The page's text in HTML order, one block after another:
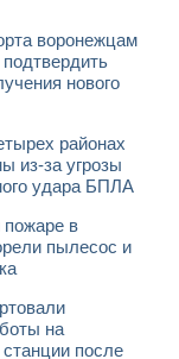
воронежцам
подтвердить
нового
районах
из-за угрозы
удара БПЛА
в
пылесос и
на
после